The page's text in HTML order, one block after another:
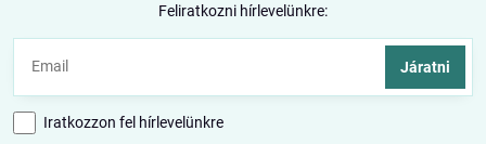
Feliratkozni hírlevelünkre:
Járatni
Iratkozzon fel hírlevelünkre